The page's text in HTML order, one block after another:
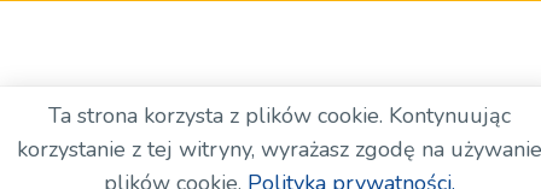
Ta strona korzysta z plików cookie. Kontynuując
korzystanie z tej witryny, wyrażasz zgodę na używanie
plików cookie. Polityka prywatności.